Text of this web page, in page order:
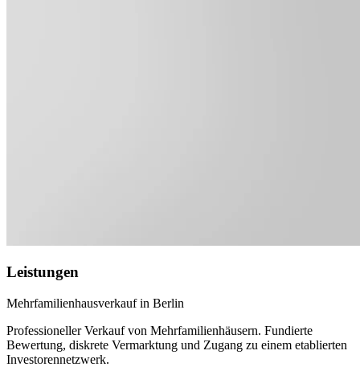
Leistungen
Mehrfamilienhausverkauf in Berlin
Professioneller Verkauf von Mehrfamilienhäusern. Fundierte
Bewertung, diskrete Vermarktung und Zugang zu einem etablierten
Investorennetzwerk.